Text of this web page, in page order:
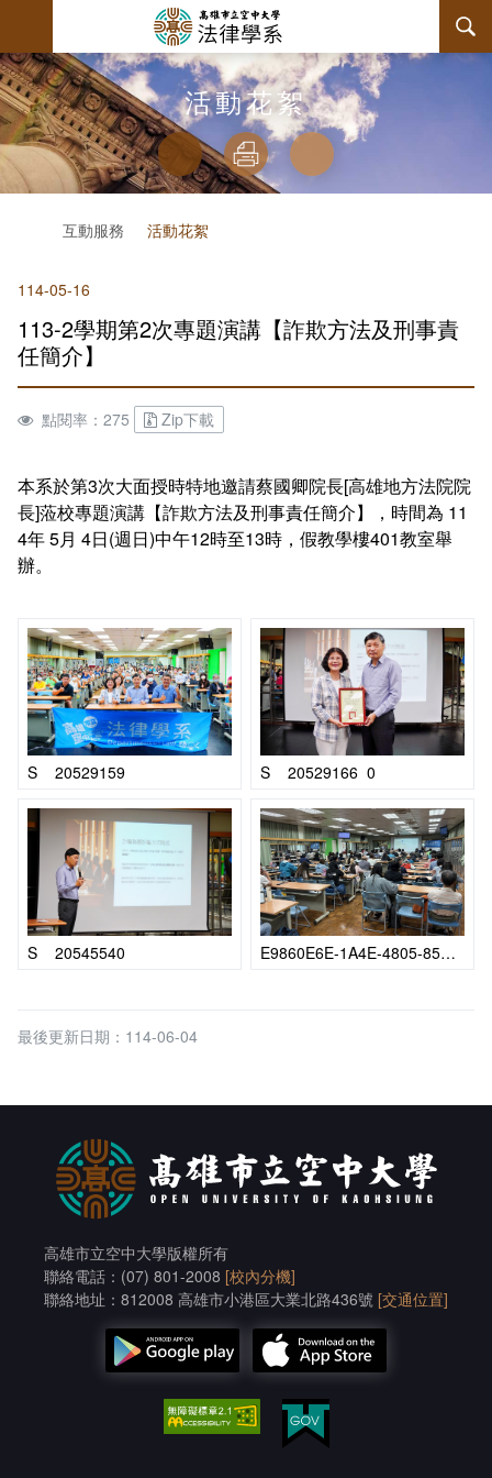
要
內
容
最新消息
系所簡介
系主任介紹
關於本系
連絡系辦
師資陣容
課程規劃
課程簡介
授課大綱
畢業學分配置
課程地圖
升學方向
就業方向
終身學習
互動服務
檔案下載
奬助學金一覽表
系學會
活動花絮
放大
列印
首頁互動服務 活動花絮
114-05-16
113-2學期第2次專題演講【詐欺方法及刑事責
任簡介】
點閱率：275 Zip下載
本系於第3次大面授時特地邀請蔡國卿院長[高雄地方法院院
長]蒞校專題演講【詐欺方法及刑事責任簡介】，時間為 11
4年 5月 4日(週日)中午12時至13時，假教學樓401教室舉
辦。
S__20529159 S__20529166_0
S__20545540 E9860E6E-1A4E-4805-85D1-B66EFBEE669E
最後更新日期：114-06-04
高雄市立空中大學版權所有
聯絡電話：(07) 801-2008 [校內分機]
聯絡地址：812008 高雄市小港區大業北路436號 [交通位置]